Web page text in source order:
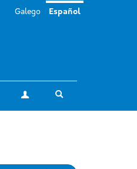
Mi cuenta
Galego Español